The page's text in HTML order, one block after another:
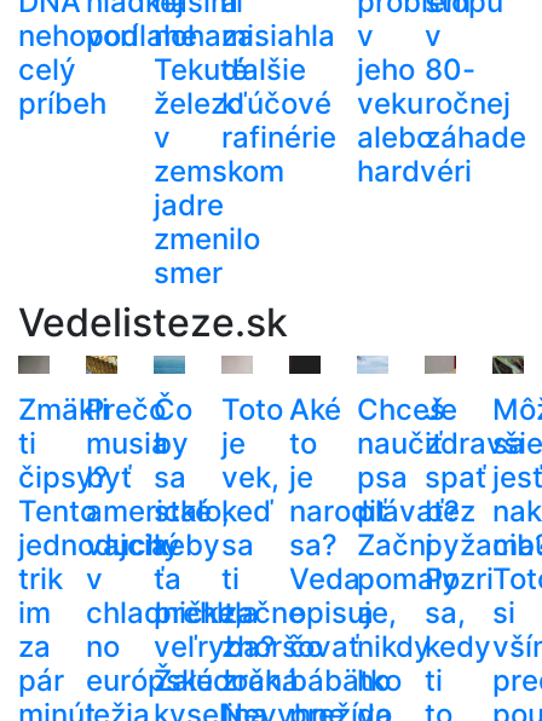
nehovorí
celý
príbeh
podlahenohami.
Tekuté
železo
v
zemskom
jadre
zmenilo
smer
zasiahla
ďalšie
kľúčové
rafinérie
v
jeho
veku
alebo
hardvéri
v
80-
ročnej
záhade
Vedelisteze.sk
Zmäkli
ti
čipsy?
Tento
jednoduchý
trik
im
za
pár
Prečo
musia
byť
americké
vajcia
v
chladničke,
no
európske
Čo
by
sa
stalo,
keby
ťa
prehltla
veľryba?
Žalúdočná
Toto
je
vek,
keď
sa
ti
začne
zhoršovať
zrak.
Aké
to
je
narodiť
sa?
Veda
opisuje,
čo
bábätko
Chceš
naučiť
psa
plávať?
Začni
pomaly
a
nikdy
ho
Je
zdravšie
spať
bez
Pozri
sa,
kedy
ti
sa
jesť
si